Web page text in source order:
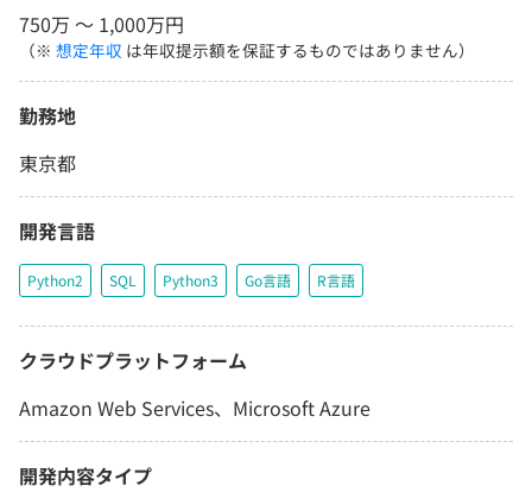
750万 〜 1,000万円
（※ 想定年収 は年収提示額を保証するものではありません）
勤務地
東京都
開発言語
Python2 SQL Python3 Go言語 R言語
クラウドプラットフォーム
Amazon Web Services、Microsoft Azure
開発内容タイプ